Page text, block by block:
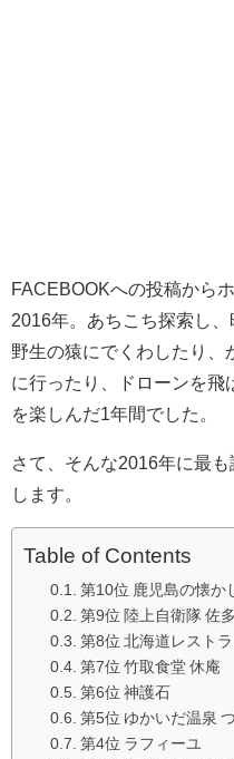
FACEBOOKへの投稿から
2016年。あちこち探索し
野生の猿にでくわしたり、
に行ったり、ドローンを飛
を楽しんだ1年間でした。
さて、そんな2016年に最
します。
Table of Contents
第10位 鹿児島の懐か
第9位 陸上自衛隊 佐
第8位 北海道レスト
第7位 竹取食堂 休庵
第6位 神護石
第5位 ゆかいだ温泉
第4位 ラフィーユ